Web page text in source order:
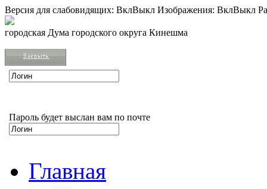
Версия для слабовидящих: ВклВыкл Изображения: ВклВыкл
городская Дума городского округа Кинешма
Пароль будет выслан вам по почте
Главная